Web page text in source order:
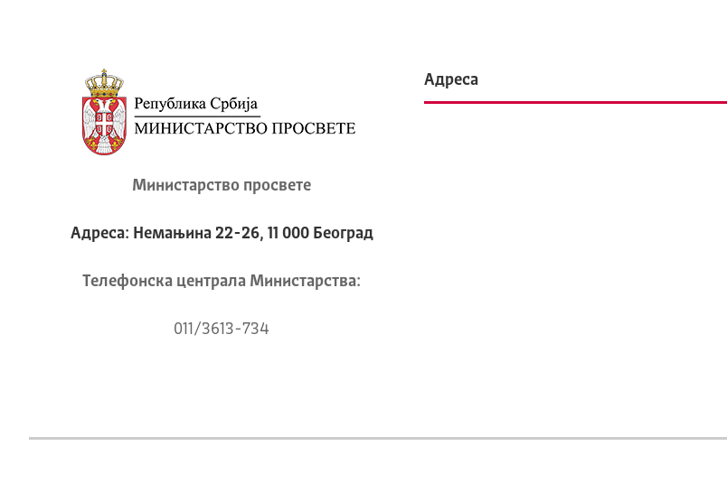
Министарство просвете
Адреса: Немањина 22-26, 11 000 Београд
Телeфонска централа Mинистарства:
011/3613-734
Адреса